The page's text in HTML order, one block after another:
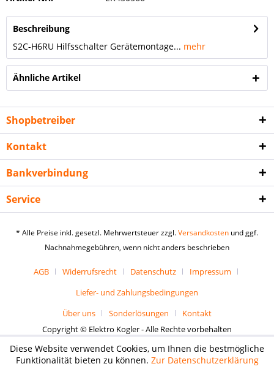
Beschreibung
S2C-H6RU Hilfsschalter Gerätemontage... mehr
Ähnliche Artikel
Shopbetreiber
Kontakt
Bankverbindung
Service
* Alle Preise inkl. gesetzl. Mehrwertsteuer zzgl.Versandkosten und ggf.
Nachnahmegebühren, wenn nicht anders beschrieben
AGB Widerrufsrecht Datenschutz
Impressum
Liefer- und Zahlungsbedingungen
Über uns
Sonderlösungen
Kontakt
Copyright © Elektro Kogler - Alle Rechte vorbehalten
Diese Website verwendet Cookies, um Ihnen die bestmögliche
Funktionalität bieten zu können. Zur Datenschutzerklärung